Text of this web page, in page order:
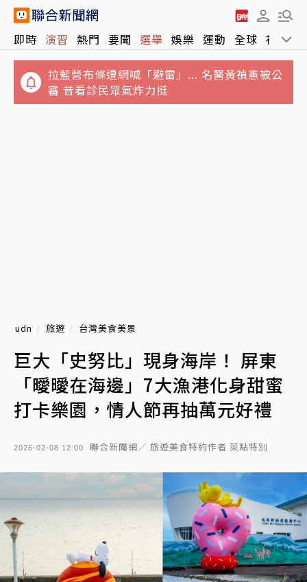
即時 演習 熱門 要聞 選舉 娛樂 運動 全球 社會
拉藍營布條遭網喊「避雷」... 名醫黃禎憲被公
審 昔看診民眾氣炸力挺
國安基金護盤8檔全獲利！網讚「可跟買」：
udn 旅遊 台灣美食美景
巨大「史努比」現身海岸！ 屏東
「曖曖在海邊」7大漁港化身甜蜜
打卡樂園，情人節再抽萬元好禮
2026-02-08 12:00 聯合新聞網／ 旅遊美食特約作者 萊點特別